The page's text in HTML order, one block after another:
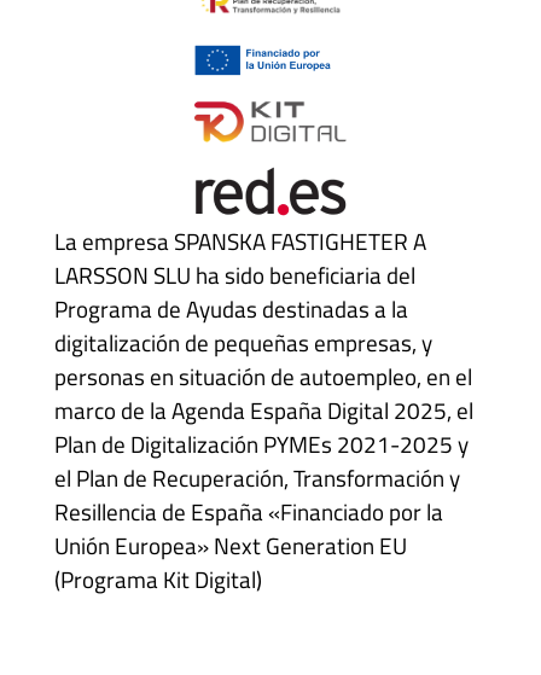
La empresa SPANSKA FASTIGHETER A
LARSSON SLU ha sido beneficiaria del
Programa de Ayudas destinadas a la
digitalización de pequeñas empresas, y
personas en situación de autoempleo, en el
marco de la Agenda España Digital 2025, el
Plan de Digitalización PYMEs 2021-2025 y
el Plan de Recuperación, Transformación y
Resillencia de España «Financiado por la
Unión Europea» Next Generation EU
(Programa Kit Digital)